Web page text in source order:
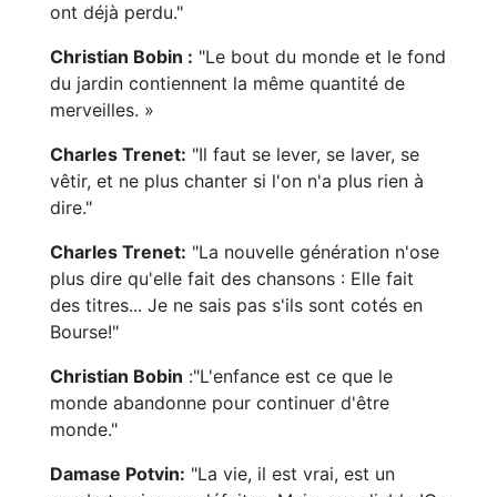
ont déjà perdu."
Christian Bobin : "Le bout du monde et le fond
du jardin contiennent la même quantité de
merveilles. »
Charles Trenet: "Il faut se lever, se laver, se
vêtir, et ne plus chanter si l'on n'a plus rien à
dire."
Charles Trenet: "La nouvelle génération n'ose
plus dire qu'elle fait des chansons : Elle fait
des titres... Je ne sais pas s'ils sont cotés en
Bourse!"
Christian Bobin :"L'enfance est ce que le
monde abandonne pour continuer d'être
monde."
Damase Potvin: "La vie, il est vrai, est un